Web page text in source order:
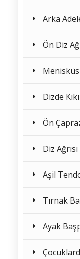
Arka
Ön Diz
Menisküs
Dizde
Ön
Diz Ağrısı
Aşil
Tırnak
Ayak